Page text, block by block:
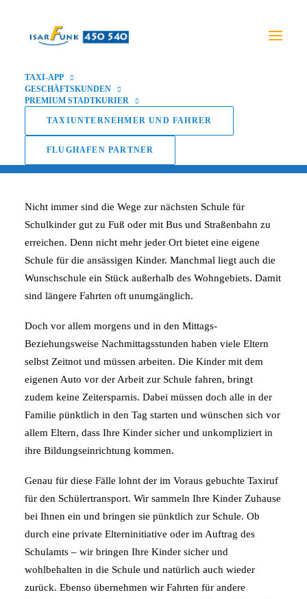
TAXI-APP
GESCHÄFTSKUNDEN
PREMIUM STADTKURIER
TAXIUNTERNEHMER UND FAHRER
FLUGHAFEN PARTNER
Schülerfahrten
Nicht immer sind die Wege zur nächsten Schule für
Schulkinder gut zu Fuß oder mit Bus und Straßenbahn zu
erreichen. Denn nicht mehr jeder Ort bietet eine eigene
Schule für die ansässigen Kinder. Manchmal liegt auch die
Wunschschule ein Stück außerhalb des Wohngebiets. Damit
sind längere Fahrten oft unumgänglich.
Doch vor allem morgens und in den Mittags-
Beziehungsweise Nachmittagsstunden haben viele Eltern
selbst Zeitnot und müssen arbeiten. Die Kinder mit dem
eigenen Auto vor der Arbeit zur Schule fahren, bringt
zudem keine Zeitersparnis. Dabei müssen doch alle in der
Familie pünktlich in den Tag starten und wünschen sich vor
allem Eltern, dass Ihre Kinder sicher und unkompliziert in
ihre Bildungseinrichtung kommen.
Genau für diese Fälle lohnt der im Voraus gebuchte Taxiruf
für den Schülertransport. Wir sammeln Ihre Kinder Zuhause
bei Ihnen ein und bringen sie pünktlich zur Schule. Ob
durch eine private Elterninitiative oder im Auftrag des
Schulamts – wir bringen Ihre Kinder sicher und
wohlbehalten in die Schule und natürlich auch wieder
zurück. Ebenso übernehmen wir Fahrten für andere